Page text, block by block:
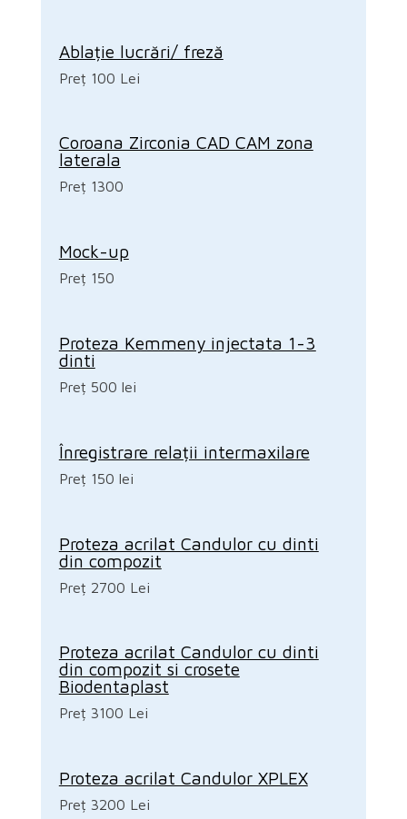
Ablație lucrări/ freză
Preț 100 Lei
Coroana Zirconia CAD CAM zona
laterala
Preț 1300
Mock-up
Preț 150
Proteza Kemmeny injectata 1-3
dinti
Preț 500 lei
Înregistrare relații intermaxilare
Preț 150 lei
Proteza acrilat Candulor cu dinti
din compozit
Preț 2700 Lei
Proteza acrilat Candulor cu dinti
din compozit si crosete
Biodentaplast
Preț 3100 Lei
Proteza acrilat Candulor XPLEX
Preț 3200 Lei